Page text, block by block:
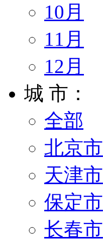
10月
11月
12月
城 市：
全部
北京市
天津市
保定市
长春市